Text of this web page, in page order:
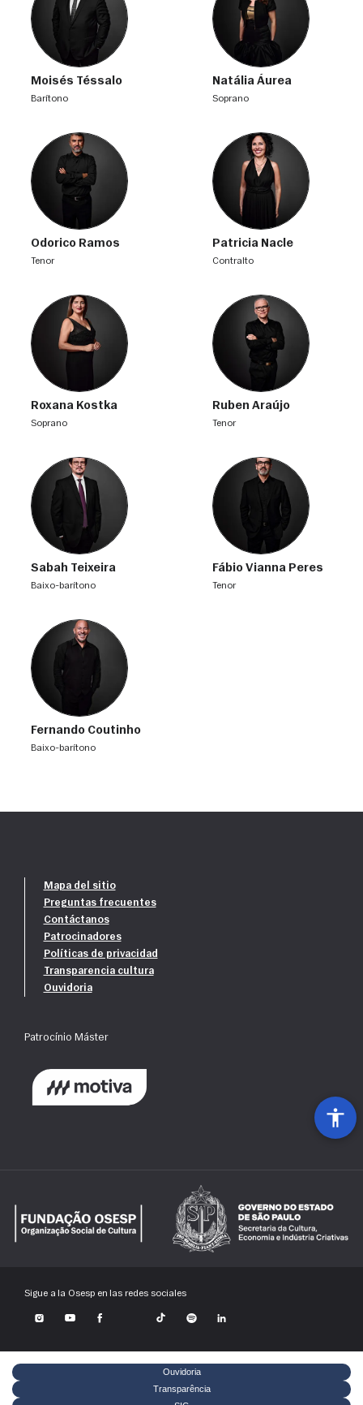
Moisés Téssalo
barítono
Natália Áurea
soprano
Odorico Ramos
tenor
Patricia Nacle
contralto
Roxana Kostka
soprano
Ruben Araújo
tenor
Sabah Teixeira
baixo-barítono
Fábio Vianna Peres
tenor
Fernando Coutinho
baixo-barítono
Mapa del sitio
Preguntas frecuentes
Contáctanos
Patrocinadores
Políticas de privacidad
Transparencia cultura
Ouvidoria
Patrocínio Máster
Sigue a la Osesp en las redes sociales
Ouvidoria
Transparência